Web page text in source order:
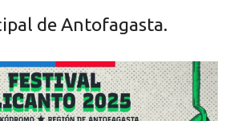
de Antofagasta.